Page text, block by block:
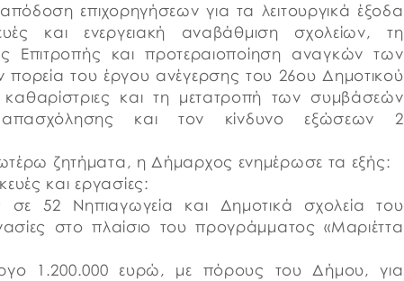
επιχορηγήσεων για τα λειτουργικά έξοδα
και ενεργειακή αναβάθμιση σχολείων, τη
Επιτροπής και προτεραιοποίηση αναγκών των
του έργου ανέγερσης του 26ου Δημοτικού
καθαρίστριες και τη μετατροπή των συμβάσεών
και τον κίνδυνο εξώσεων 2
ζητήματα, η Δήμαρχος ενημέρωσε τα εξής:
και εργασίες:
σε 52 Νηπιαγωγεία και Δημοτικά σχολεία του
στο πλαίσιο του προγράμματος «Μαριέττα
1.200.000 ευρώ, με πόρους του Δήμου, για